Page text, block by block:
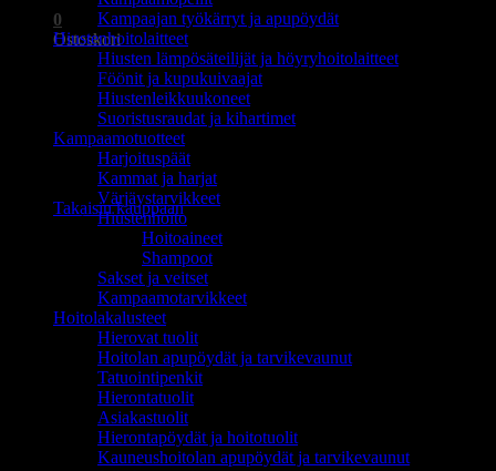
0
Ostoskori
Ostoskori on tyhjä.
Takaisin kauppaan
Kampaajan työkärryt ja apupöydät
Hiustenhoitolaitteet
Hiusten lämpösäteilijät ja höyryhoitolaitteet
Föönit ja kupukuivaajat
Hiustenleikkuukoneet
Suoristusraudat ja kihartimet
Kampaamotuotteet
Harjoituspäät
Kammat ja harjat
Värjäystarvikkeet
Hiustenhoito
Hoitoaineet
Shampoot
Sakset ja veitset
Kampaamotarvikkeet
Hoitolakalusteet
Hierovat tuolit
Hoitolan apupöydät ja tarvikevaunut
Tatuointipenkit
Hierontatuolit
Asiakastuolit
Hierontapöydät ja hoitotuolit
Kauneushoitolan apupöydät ja tarvikevaunut